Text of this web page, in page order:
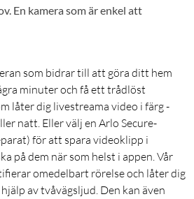
En kamera som är enkel att
som bidrar till att göra ditt hem
minuter och få ett trådlöst
låter dig livestreama video i färg -
natt. Eller välj en Arlo Secure-
för att spara videoklipp i
på dem när som helst i appen. Vår
omedelbart rörelse och låter dig
av tvåvägsljud. Den kan även